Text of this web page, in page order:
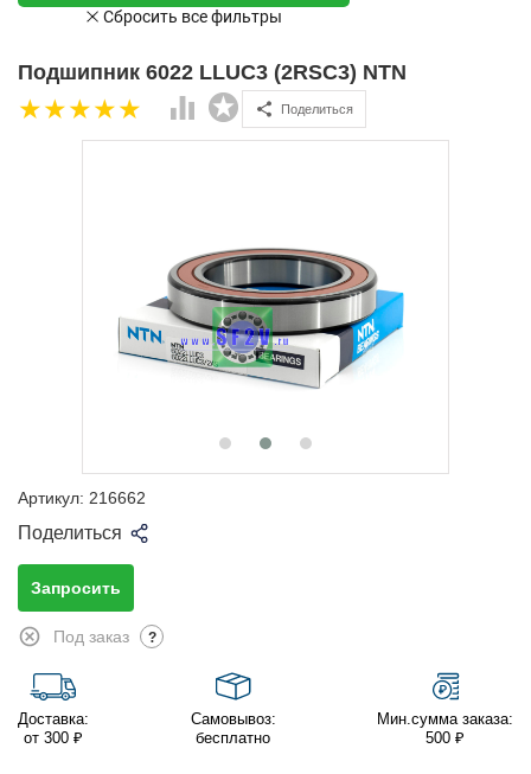
Подшипник 6022 LLUC3 (2RSC3) NTN
Поделиться
Артикул: 216662
Поделиться
Запросить
Под заказ ?
Доставка:
от 300 ₽
Самовывоз:
бесплатно
Мин.сумма заказа:
500 ₽